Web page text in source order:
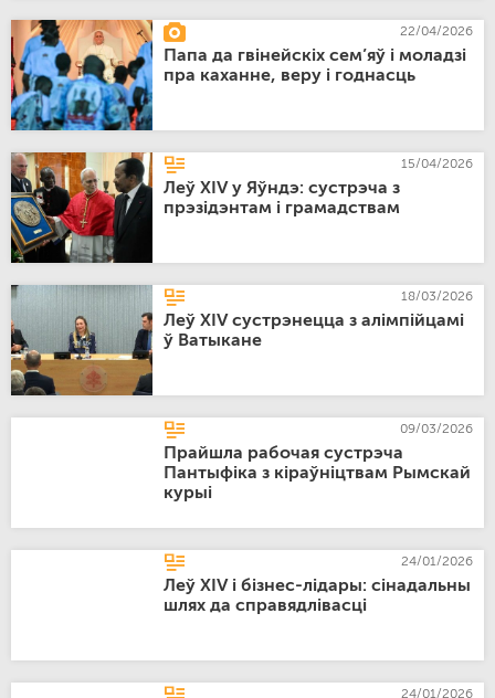
22/04/2026
Папа да гвінейскіх сем’яў і моладзі
пра каханне, веру і годнасць
15/04/2026
Леў XIV у Яўндэ: сустрэча з
прэзідэнтам і грамадствам
18/03/2026
Леў XIV сустрэнецца з алімпійцамі
ў Ватыкане
09/03/2026
Прайшла рабочая сустрэча
Пантыфіка з кіраўніцтвам Рымскай
курыі
24/01/2026
Леў XIV і бізнес-лідары: сінадальны
шлях да справядлівасці
24/01/2026